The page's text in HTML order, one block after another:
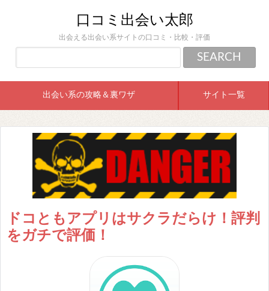
口コミ出会い太郎
出会える出会い系サイトの口コミ・比較・評価
出会い系の攻略＆裏ワザ サイト一覧
ドコともアプリはサクラだらけ！評判
をガチで評価！